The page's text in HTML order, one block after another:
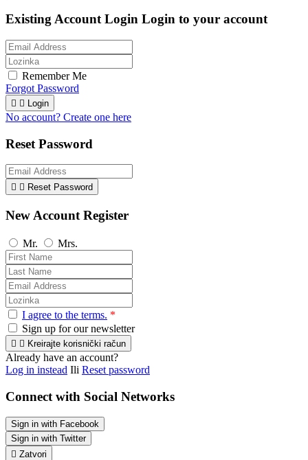
Existing Account Login Login to your account
Remember Me
Forgot Password
  Login
No account? Create one here
Reset Password
  Reset Password
New Account Register
Mr. Mrs.
I agree to the terms. *
Sign up for our newsletter
  Kreirajte korisnički račun
Already have an account?
Log in instead Ili Reset password
Connect with Social Networks
Sign in with Facebook
Sign in with Twitter
 Zatvori